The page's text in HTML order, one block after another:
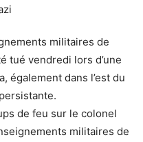
militaires de
tué vendredi lors d’une
également dans l’est du
de feu sur le colonel
militaires de